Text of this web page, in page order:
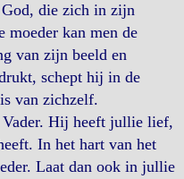
die zich in zijn
moeder kan men de
van zijn beeld en
schept hij in de
van zichzelf.
Hij heeft jullie lief,
In het hart van het
Laat dan ook in jullie